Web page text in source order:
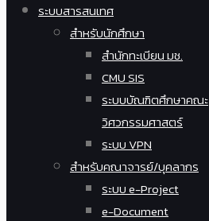
ระบบสารสนเทศ
สำหรับนักศึกษา
สำนักทะเบียน มช.
CMU SIS
ระบบบัณฑิตศึกษาคณะ
วิศวกรรมศาสตร์
ระบบ VPN
สำหรับคณาจารย์/บุคลากร
ระบบ e-Project
e-Document